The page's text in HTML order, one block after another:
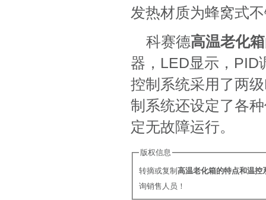
发热材质为蜂窝式
科赛德高温老化箱
器，LED显示，PID
控制系统采用了两
制系统还设定了各
定无故障运行。
版权信息
转摘或复制高温老化箱的特点和温控
询销售人员！